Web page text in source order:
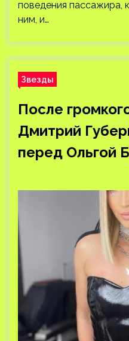
поведения пассажира,
ним, и…
Звезды
После
Дмитрий
перед Ольгой